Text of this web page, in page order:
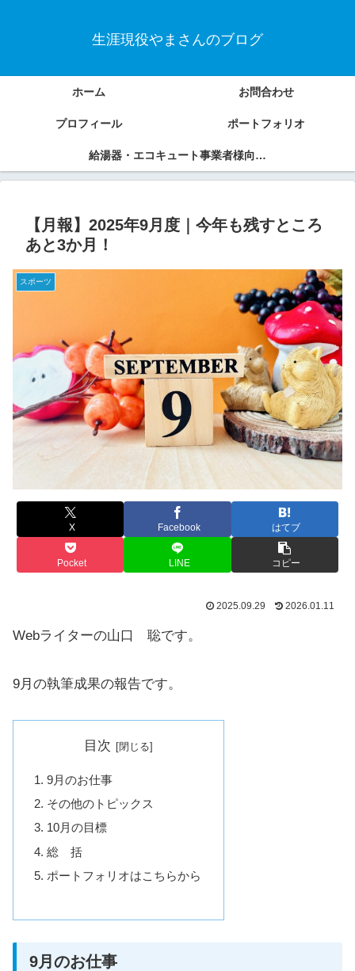
生涯現役やまさんのブログ
ホーム お問合わせ
プロフィール ポートフォリオ
給湯器・エコキュート事業者様向けSEOコンテンツ制作サービス
【月報】2025年9月度｜今年も残すところ
あと3か月！
スポーツ
X Facebook はてブ
Pocket LINE コピー
2025.09.29 2026.01.11
Webライターの山口 聡です。
9月の執筆成果の報告です。
目次
9月のお仕事
その他のトピックス
10月の目標
総 括
ポートフォリオはこちらから
9月のお仕事